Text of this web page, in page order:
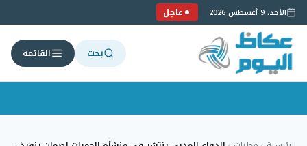
الأحد، 9 أغسطس 2026 عاجل
بحث القائمة
إلى